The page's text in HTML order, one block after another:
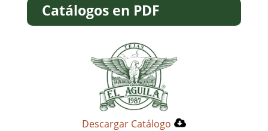
Catálogos en PDF
Descargar Catálogo